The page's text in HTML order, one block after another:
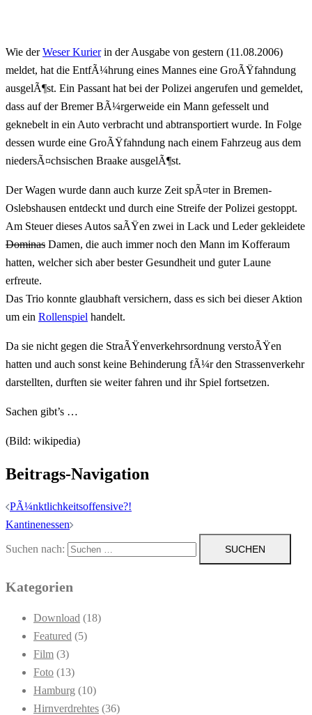
Wie derWeser Kurierin der Ausgabe von gestern (11.08.2006)
meldet, hat die EntfÃ¼hrung eines Mannes eine GroÃŸfahndung
ausgelÃ¶st. Ein Passant hat bei der Polizei angerufen und gemeldet,
dass auf der Bremer BÃ¼rgerweide ein Mann gefesselt und
geknebelt in ein Auto verbracht und abtransportiert wurde. In Folge
dessen wurde eine GroÃŸfahndung nach einem Fahrzeug aus dem
niedersÃ¤chsischen Braake ausgelÃ¶st.
Der Wagen wurde dann auch kurze Zeit spÃ¤ter in Bremen-
Oslebshausen entdeckt und durch eine Streife der Polizei gestoppt.
Am Steuer dieses Autos saÃŸen zwei in Lack und Leder gekleidete
Dominas Damen, die auch immer noch den Mann im Kofferaum
hatten, welcher sich aber bester Gesundheit und guter Laune
erfreute.
Das Trio konnte glaubhaft versichern, dass es sich bei dieser Aktion
um ein Rollenspiel handelt.
Da sie nicht gegen die StraÃŸenverkehrsordnung verstoÃŸen
hatten und auch sonst keine Behinderung fÃ¼r den Strassenverkehr
darstellten, durften sie weiter fahren und ihr Spiel fortsetzen.
Sachen gibt’s …
(Bild: wikipedia)
Beitrags-Navigation
PÃ¼nktlichkeitsoffensive?!
Kantinenessen
Suchen nach:
Kategorien
Download (18)
Featured (5)
Film (3)
Foto (13)
Hamburg (10)
Hirnverdrehtes (36)